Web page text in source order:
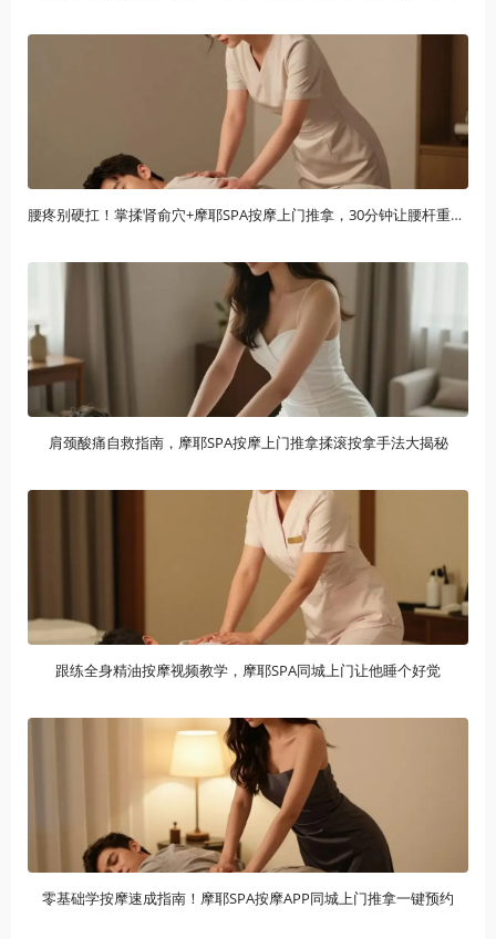
腰疼别硬扛！掌揉肾俞穴+摩耶SPA按摩上门推拿，30分钟让腰杆重获新生
肩颈酸痛自救指南，摩耶SPA按摩上门推拿揉滚按拿手法大揭秘
跟练全身精油按摩视频教学，摩耶SPA同城上门让他睡个好觉
零基础学按摩速成指南！摩耶SPA按摩APP同城上门推拿一键预约